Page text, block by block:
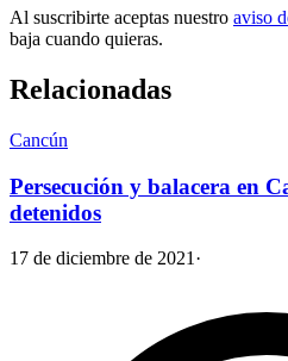
Al suscribirte aceptas nuestro aviso
baja cuando quieras.
Relacionadas
Cancún
Persecución y balacera en
detenidos
17 de diciembre de 2021 ·